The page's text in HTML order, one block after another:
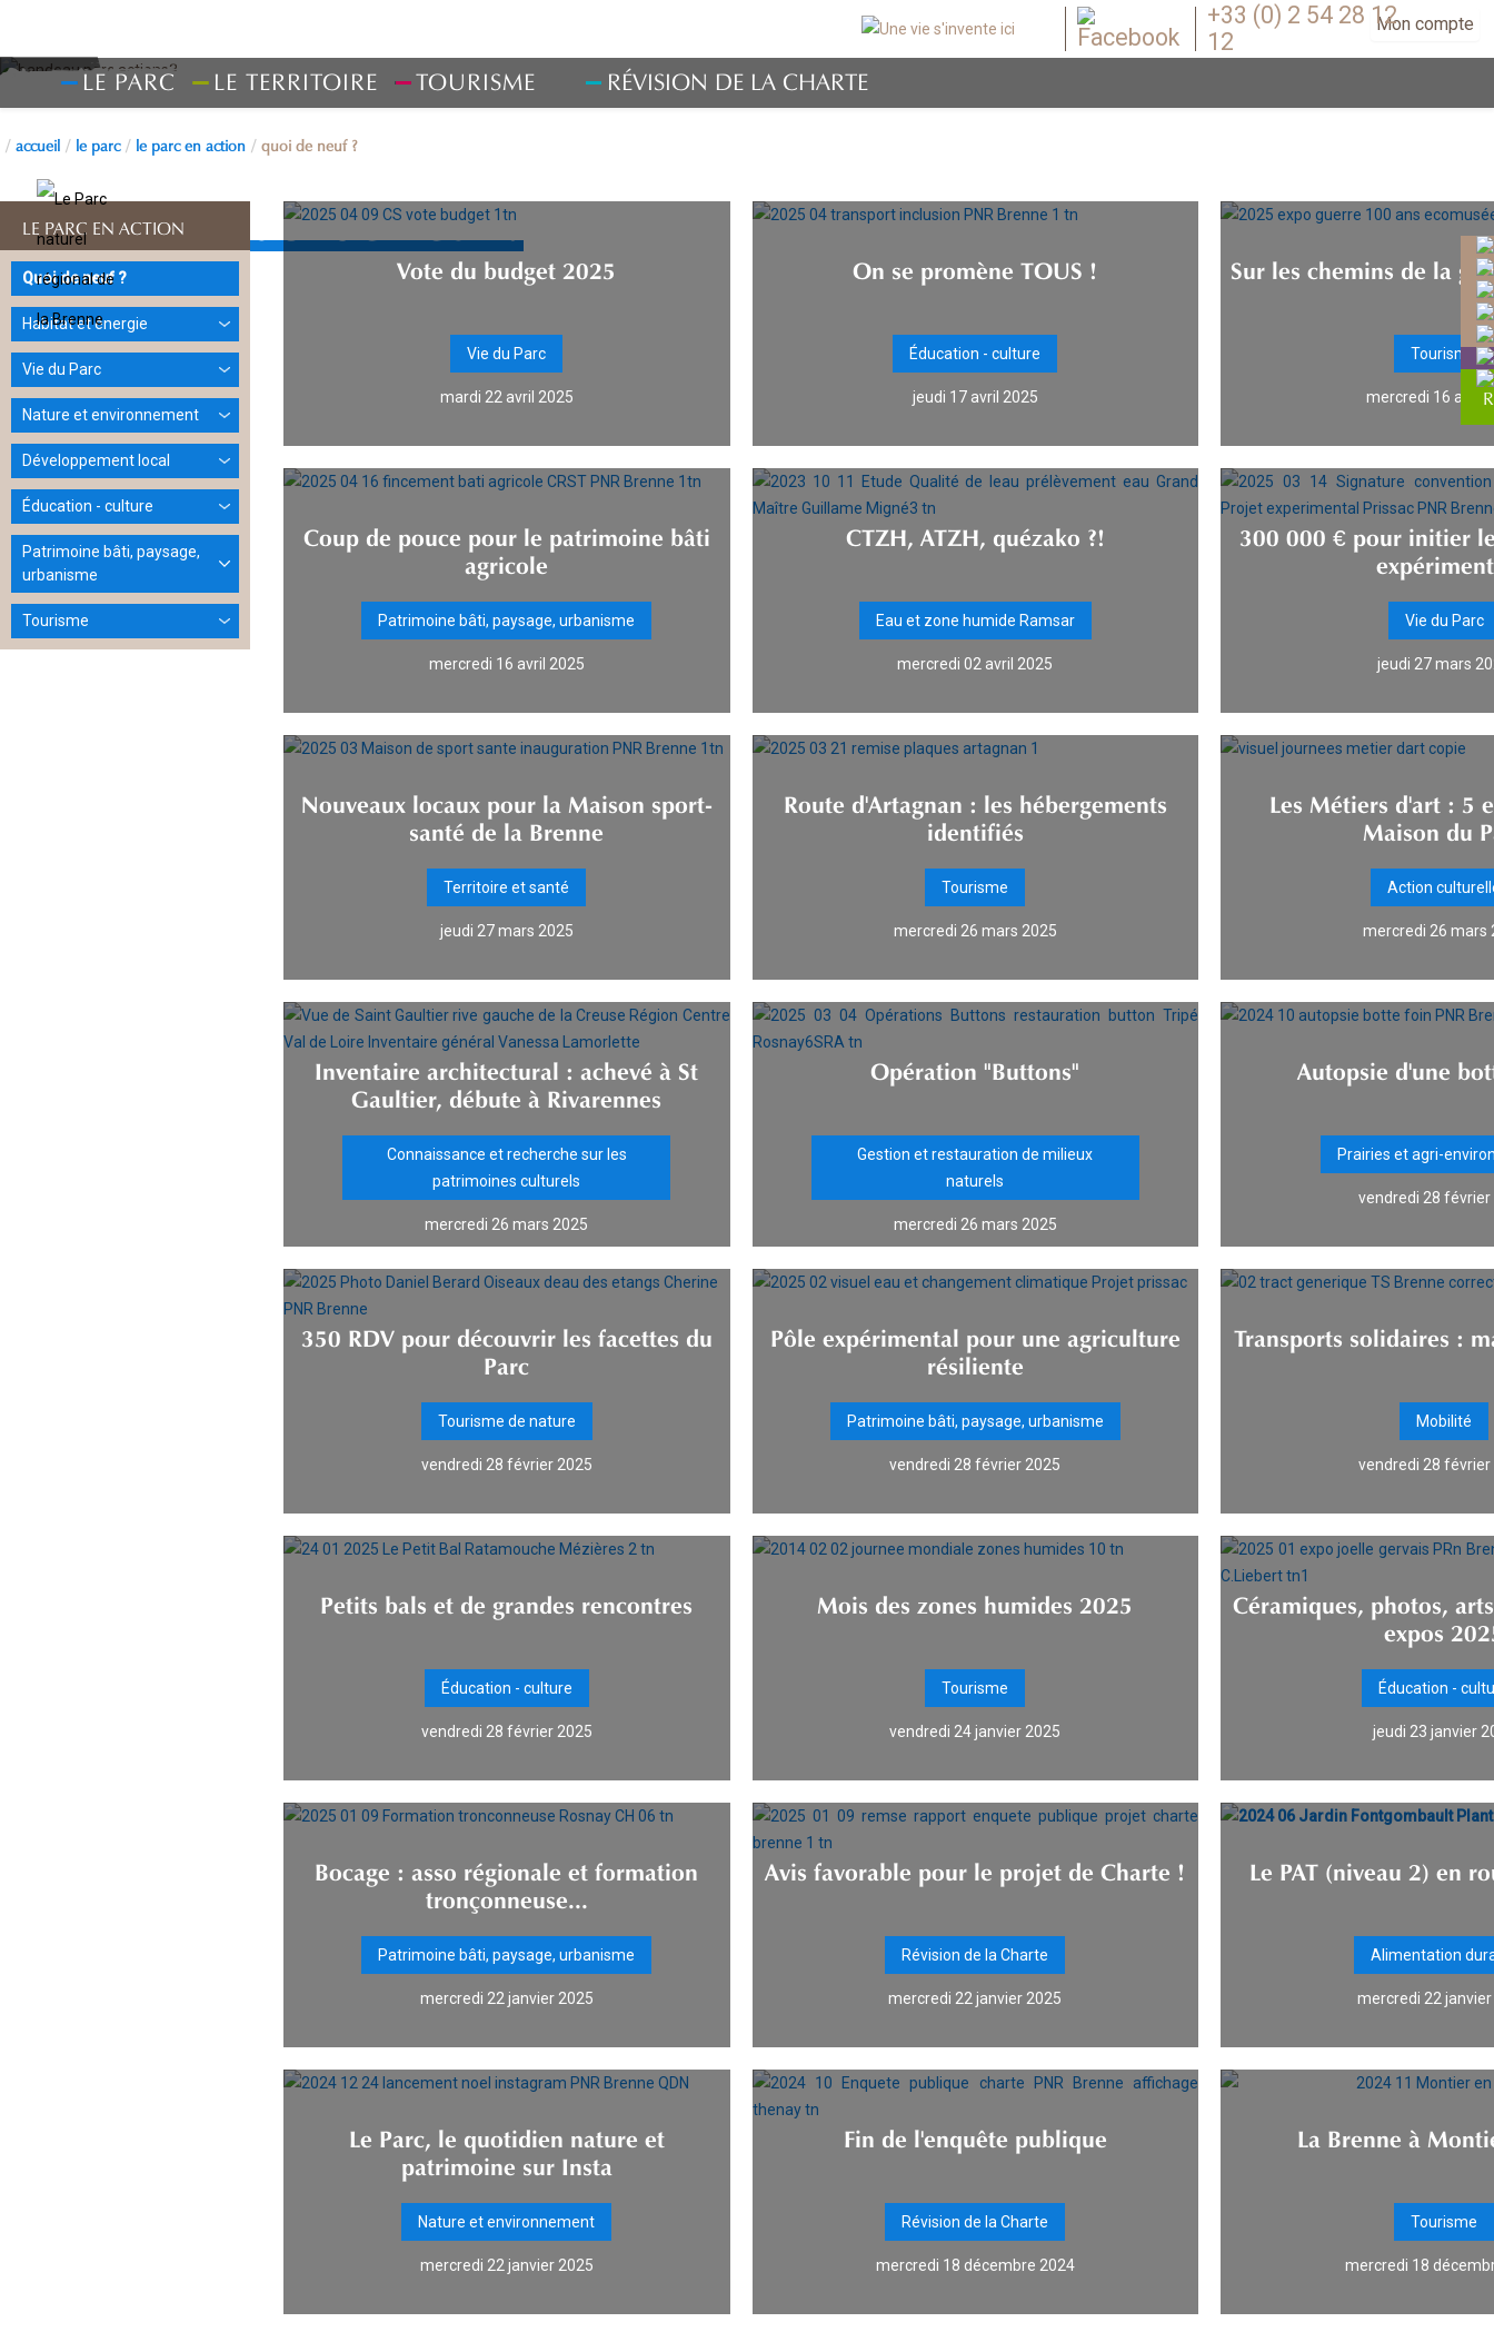
Mon compte
+33 (0) 2 54 28 12
12
LE PARC LE TERRITOIRE TOURISME RÉVISION DE LA CHARTE
Quoi de neuf ?
accueil le parc le parc en action quoi de neuf ?
LE PARC EN ACTION
Quoi de neuf ?
Habitat et énergie
Vie du Parc
Nature et environnement
Développement local
Éducation - culture
Patrimoine bâti, paysage,
urbanisme
Tourisme
Vote du budget 2025
Vie du Parc
mardi 22 avril 2025
On se promène TOUS !
Éducation - culture
jeudi 17 avril 2025
Sur les chemins de la
Tourisme
mercredi 16 avril
Coup de pouce pour le patrimoine bâti
agricole
Patrimoine bâti, paysage, urbanisme
mercredi 16 avril 2025
CTZH, ATZH, quézako ?!
Eau et zone humide Ramsar
mercredi 02 avril 2025
300 000 € pour initier
Vie du Parc
jeudi 27 mars
Nouveaux locaux pour la Maison sport-
santé de la Brenne
Territoire et santé
jeudi 27 mars 2025
Route d'Artagnan : les hébergements
identifiés
Tourisme
mercredi 26 mars 2025
Les Métiers d'art : 5
Maison du
Action
mercredi 26 mars
Inventaire architectural : achevé à St
Gaultier, débute à Rivarennes
Connaissance et recherche sur les
patrimoines culturels
mercredi 26 mars 2025
Opération "Buttons"
Gestion et restauration de milieux
naturels
mercredi 26 mars 2025
Autopsie d'une
Prairies et agri-
vendredi 28 février
350 RDV pour découvrir les facettes du
Parc
Tourisme de nature
vendredi 28 février 2025
Pôle expérimental pour une agriculture
résiliente
Patrimoine bâti, paysage, urbanisme
vendredi 28 février 2025
Transports solidaires :
Mobilité
vendredi 28 février
Petits bals et de grandes rencontres
Éducation - culture
vendredi 28 février 2025
Mois des zones humides 2025
Tourisme
vendredi 24 janvier 2025
Céramiques, photos,
expos
Éducation -
jeudi 23 janvier
Bocage : asso régionale et formation
tronçonneuse...
Patrimoine bâti, paysage, urbanisme
mercredi 22 janvier 2025
Avis favorable pour le projet de Charte !
Révision de la Charte
mercredi 22 janvier 2025
Le PAT (niveau 2) en
Alimentation
mercredi 22
Le Parc, le quotidien nature et
patrimoine sur Insta
Nature et environnement
mercredi 22 janvier 2025
Fin de l'enquête publique
Révision de la Charte
mercredi 18 décembre 2024
La Brenne à
Tourisme
mercredi 18